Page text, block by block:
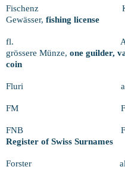
Fischenz
Gewässer, fishing license
fl.
grössere Münze, one guilder,
coin
Fluri
FM
FNB
Register of Swiss Surnames
Forster